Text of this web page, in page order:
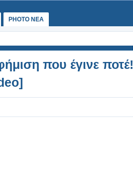
PHOTO NEA
που έγινε ποτέ!